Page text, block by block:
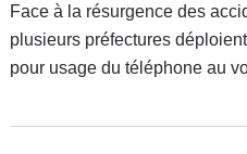
Face à la résurgence des
plusieurs préfectures
pour usage du téléphone au
suspension immédiate du